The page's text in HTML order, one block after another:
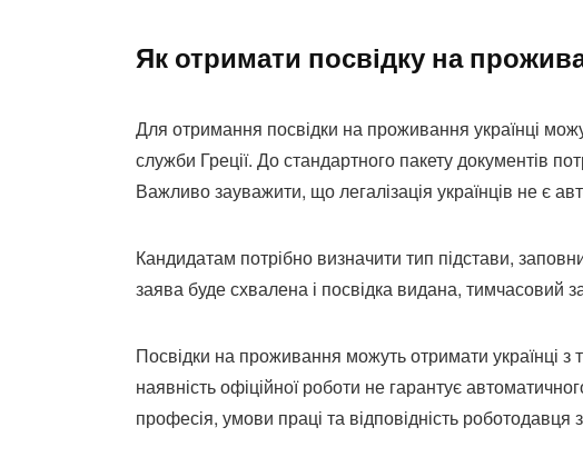
Як отримати посвідку на
Для отримання посвідки на проживання українці
служби Греції. До стандартного пакету документів
Важливо зауважити, що легалізація українців не є
Кандидатам потрібно визначити тип підстави,
заява буде схвалена і посвідка видана, тимчасовий
Посвідки на проживання можуть отримати українці
наявність офіційної роботи не гарантує
професія, умови праці та відповідність